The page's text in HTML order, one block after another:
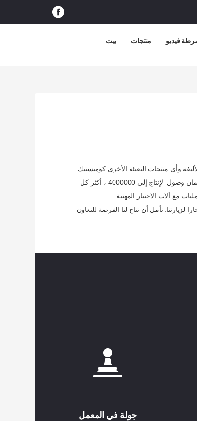
بيت منتجات فيديو
الآن لدينا مجموعة كاملة من التكنولوجيا والمعدات ، بما في ذلك آلات الحقن التلقائية الكاملة وخط تجميع المعدات الأوتوماتيكية الكاملة ، لضمان وصول الإنتاج إلى 4000000 ، أكثر كل
مع آلات الاختبار المهنية.
لزيارتنا. نأمل أن تتاح لنا الفرصة للتعاون
جولة في المعمل